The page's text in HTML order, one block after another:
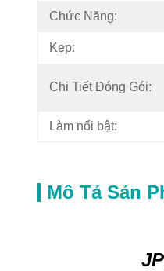
Chức Năng:
Kẹp:
Chi Tiết Đóng Gói:
Làm nổi bật:
Mô Tả Sản